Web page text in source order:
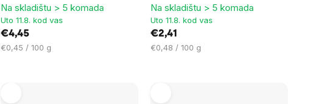
Na skladištu > 5 komada
Uto 11.8. kod vas
€4,45
Cijena
€0,45 / 100 g
Na skladištu > 5 komada
Uto 11.8. kod vas
€2,41
Cijena
€0,48 / 100 g